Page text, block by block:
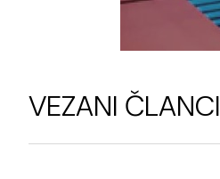
VEZANI ČLANCI